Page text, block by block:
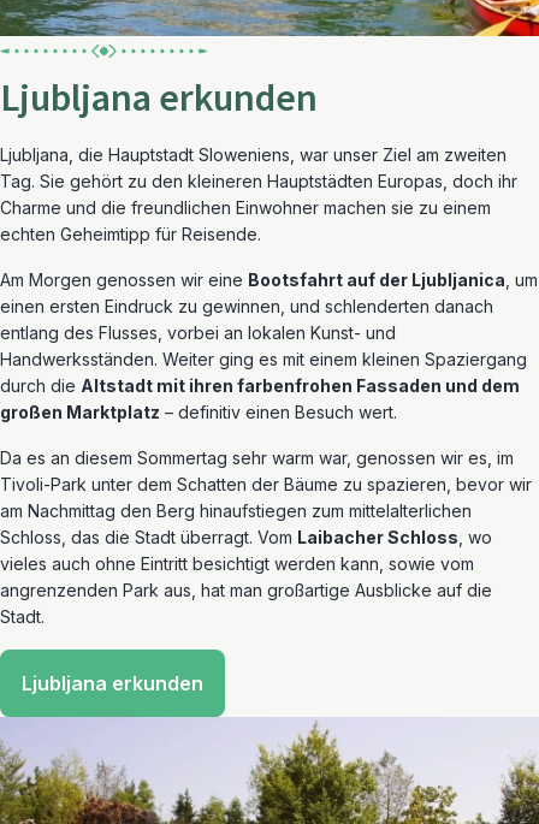
Ljubljana erkunden
Ljubljana, die Hauptstadt Sloweniens, war unser Ziel am zweiten
Tag. Sie gehört zu den kleineren Hauptstädten Europas, doch ihr
Charme und die freundlichen Einwohner machen sie zu einem
echten Geheimtipp für Reisende.
Am Morgen genossen wir eine Bootsfahrt auf der Ljubljanica , um
einen ersten Eindruck zu gewinnen, und schlenderten danach
entlang des Flusses, vorbei an lokalen Kunst- und
Handwerksständen. Weiter ging es mit einem kleinen Spaziergang
durch die Altstadt mit ihren farbenfrohen Fassaden und dem
großen Marktplatz – definitiv einen Besuch wert.
Da es an diesem Sommertag sehr warm war, genossen wir es, im
Tivoli-Park unter dem Schatten der Bäume zu spazieren, bevor wir
am Nachmittag den Berg hinaufstiegen zum mittelalterlichen
Schloss, das die Stadt überragt. Vom Laibacher Schloss , wo
vieles auch ohne Eintritt besichtigt werden kann, sowie vom
angrenzenden Park aus, hat man großartige Ausblicke auf die
Stadt.
Ljubljana erkunden